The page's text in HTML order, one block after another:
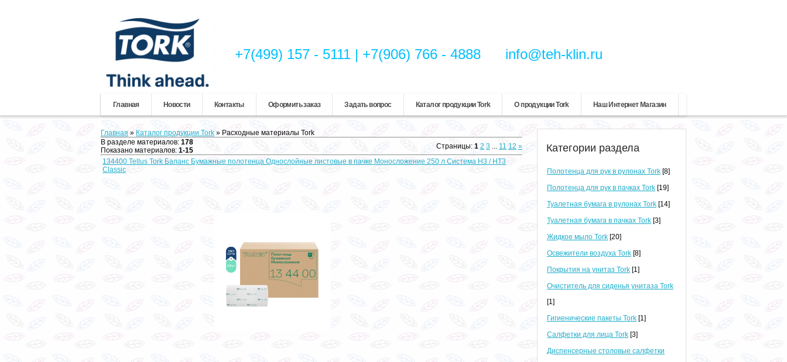
+7(499) 157 - 5111 | +7(906) 766 - 4888 info@teh-klin.ru
Главная Новости Контакты Оформить заказ Задать вопрос Каталог продукции Tork О продукции Tork Наш Интернет Магазин
Главная » Каталог продукции Tork » Расходные материалы Tork
В разделе материалов: 178
Показано материалов: 1-15 Страницы: 1 2 3 ... 11 12 »
134400 Tellus Tork Баланс Бумажные полотенца Однослойные листовые в пачке Моносложение 250 л Система H3 / HT3
Classic
Категории раздела
Полотенца для рук в рулонах Tork [8]
Полотенца для рук в пачках Tork [19]
Туалетная бумага в рулонах Tork [14]
Туалетная бумага в пачках Tork [3]
Жидкое мыло Tork [20]
Освежители воздуха Tork [8]
Покрытия на унитаз Tork [1]
Очиститель для сиденья унитаза Tork
[1]
Гигиенические пакеты Tork [1]
Салфетки для лица Tork [3]
Диспенсерные столовые салфетки